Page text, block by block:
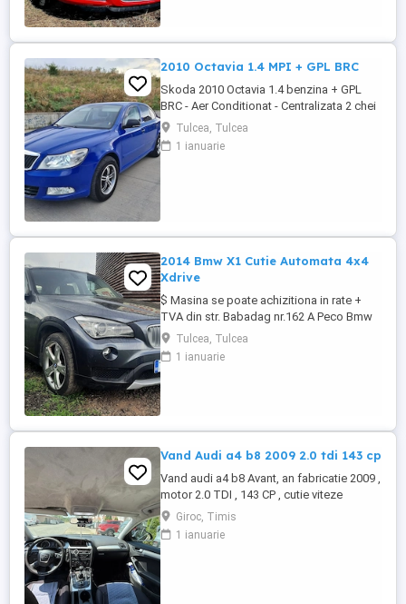
2010 Octavia 1.4 MPI + GPL BRC
Skoda 2010 Octavia 1.4 benzina + GPL
BRC - Aer Conditionat - Centralizata 2 chei
- Geamuri electrice - Oglinzile electrice -
Computer de bord - Jante din aliaj usor -
Folii omologate RAR - Proiectoare de
Tulcea, Tulcea
1 ianuarie
2014 Bmw X1 Cutie Automata 4x4
Xdrive
$ Masina se poate achizitiona in rate +
TVA din str. Babadag nr.162 A Peco Bmw
2014 X1 SUV 2.0d 143cp xDrive - Cutie
Automata - Tractiune integrala - Dublu
Climatronic - Geamuri electrice - Oglinzile
Tulcea, Tulcea
1 ianuarie
Vand Audi a4 b8 2009 2.0 tdi 143 cp
Vand audi a4 b8 Avant, an fabricatie 2009 ,
motor 2.0 TDI , 143 CP , cutie viteze
manuala 6 trepte , tractiune fata Are ca
dotari : -navigatie - faruri xenon -
climatizare automata -geamuri electrice -
Giroc, Timis
1 ianuarie